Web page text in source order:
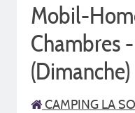
Mobil-
Chambres
(Dimanche)
CAMPING LA